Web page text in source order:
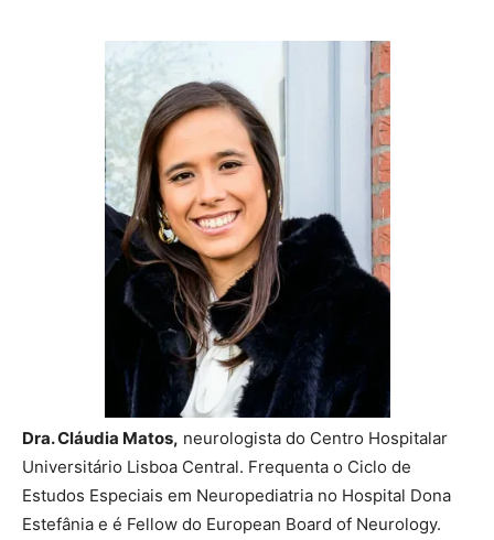
Dra. Cláudia Matos, neurologista do Centro Hospitalar
Universitário Lisboa Central. Frequenta o Ciclo de
Estudos Especiais em Neuropediatria no Hospital Dona
Estefânia e é Fellow do European Board of Neurology.